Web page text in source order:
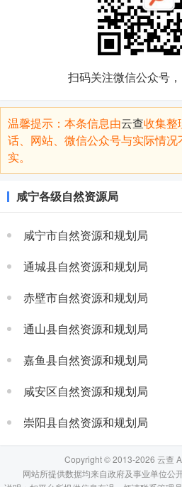
扫码关注微信公众号
温馨提示：本条信息由云查收集整
话、网站、微信公众号与实际情
实。
咸宁各级自然资源局
咸宁市自然资源和规划局
通城县自然资源和规划局
赤壁市自然资源和规划局
通山县自然资源和规划局
嘉鱼县自然资源和规划局
咸安区自然资源和规划局
崇阳县自然资源和规划局
Copyright © 2013-2026 云查
网站所提供数据均来自政府及事业单位公